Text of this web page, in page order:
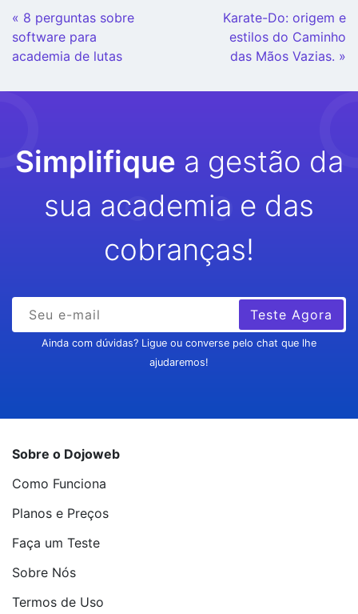
Continue
Lendo
« 8 perguntas sobre
software para
academia de lutas
Karate-Do: origem e
estilos do Caminho
das Mãos Vazias. »
Simplifique a gestão da
sua academia e das
cobranças!
Teste Agora
Ainda com dúvidas? Ligue ou converse pelo chat que lhe
ajudaremos!
Sobre o Dojoweb
Como Funciona
Planos e Preços
Faça um Teste
Sobre Nós
Termos de Uso